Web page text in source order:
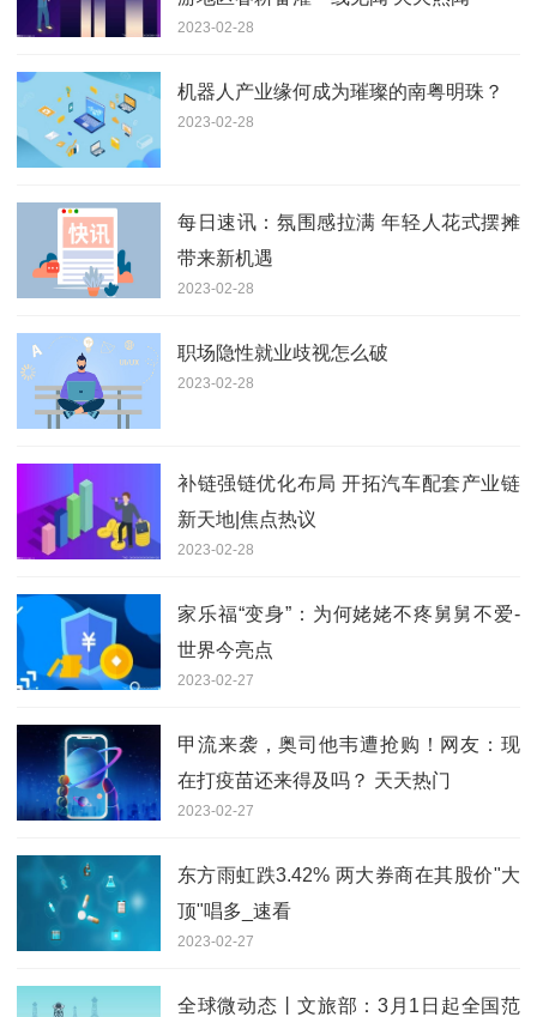
2023-02-28
机器人产业缘何成为璀璨的南粤明珠？
2023-02-28
每日速讯：氛围感拉满 年轻人花式摆摊
带来新机遇
2023-02-28
职场隐性就业歧视怎么破
2023-02-28
补链强链优化布局 开拓汽车配套产业链
新天地|焦点热议
2023-02-28
家乐福“变身”：为何姥姥不疼舅舅不爱-
世界今亮点
2023-02-27
甲流来袭，奥司他韦遭抢购！网友：现
在打疫苗还来得及吗？ 天天热门
2023-02-27
东方雨虹跌3.42% 两大券商在其股价"大
顶"唱多_速看
2023-02-27
全球微动态丨文旅部：3月1日起全国范